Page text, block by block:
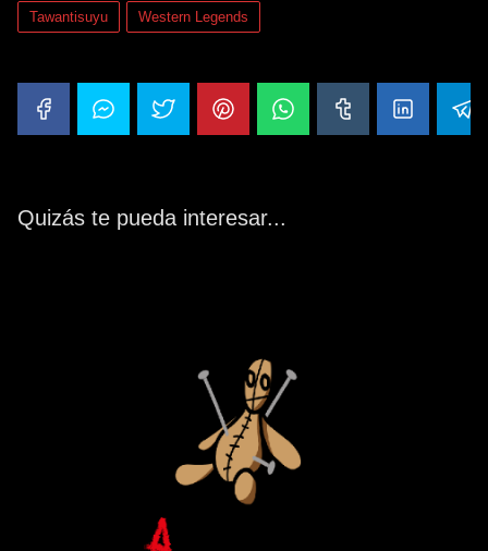
Tawantisuyu Western Legends
Quizás te pueda interesar...